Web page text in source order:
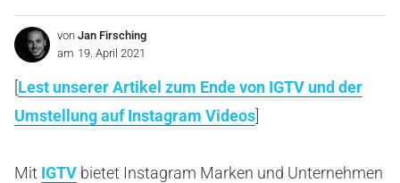
von Jan Firsching
am 19. April 2021
Lest unserer Artikel zum Ende von IGTV und der
Umstellung auf Instagram Videos
Mit IGTV bietet Instagram Marken und Unternehmen